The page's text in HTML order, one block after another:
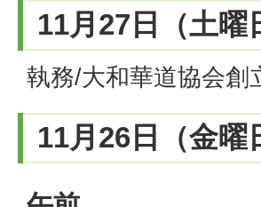
11月27日（土曜
執務/大和華道協会創
11月26日（金曜